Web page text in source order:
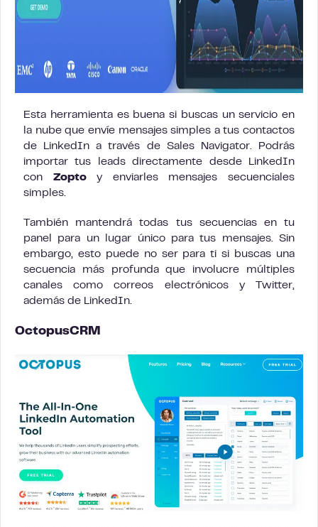
Esta herramienta es buena si buscas un servicio en
la nube que envíe mensajes simples a tus contactos
de LinkedIn a través de Sales Navigator. Podrás
importar tus leads directamente desde LinkedIn
con Zoptoy enviarles mensajes secuenciales
simples.
También mantendrá todas tus secuencias en tu
panel para un lugar único para tus mensajes. Sin
embargo, esto puede no ser para ti si buscas una
secuencia más profunda que involucre múltiples
canales como correos electrónicos y Twitter,
además de LinkedIn.
OctopusCRM